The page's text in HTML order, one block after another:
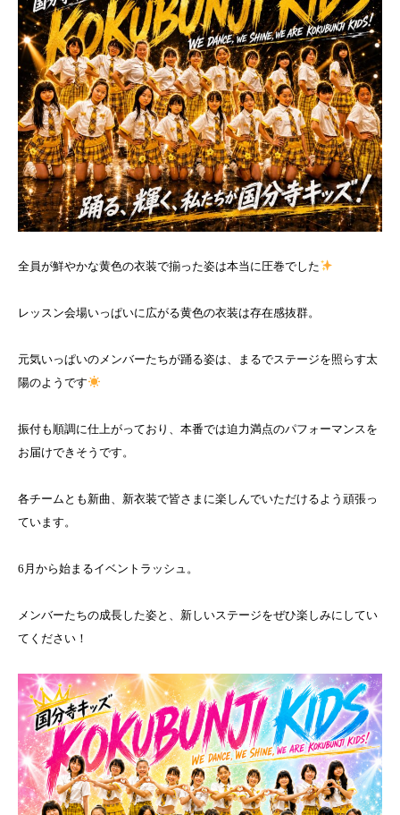
全員が鮮やかな黄色の衣装で揃った姿は本当に圧巻でした
レッスン会場いっぱいに広がる黄色の衣装は存在感抜群。
元気いっぱいのメンバーたちが踊る姿は、まるでステージを照らす太
陽のようです
振付も順調に仕上がっており、本番では迫力満点のパフォーマンスを
お届けできそうです。
各チームとも新曲、新衣装で皆さまに楽しんでいただけるよう頑張っ
ています。
6月から始まるイベントラッシュ。
メンバーたちの成長した姿と、新しいステージをぜひ楽しみにしてい
てください！